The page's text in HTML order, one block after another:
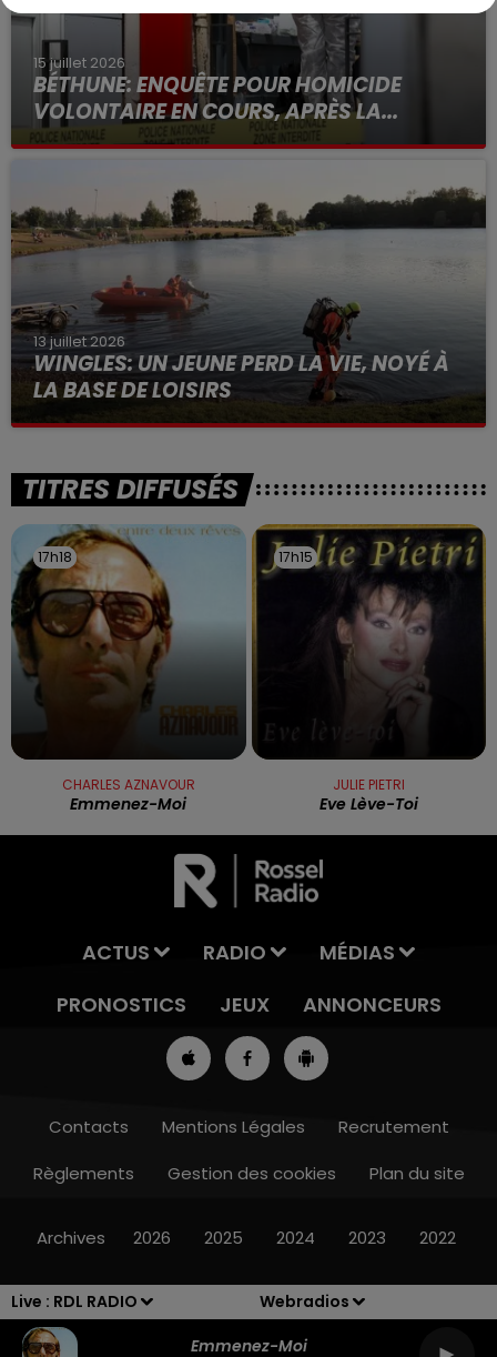
Live : RDL RADIO
Webradios
Emmenez-Moi
12h00 - 13h00
15 juillet 2026
BÉTHUNE: ENQUÊTE POUR HOMICIDE
VOLONTAIRE EN COURS, APRÈS LA...
Selon les premiers éléments, le logement servait
13 juillet 2026
WINGLES: UN JEUNE PERD LA VIE, NOYÉ À
LA BASE DE LOISIRS
La victime a coulé à pic
TITRES DIFFUSÉS
17h18
17h18
CHARLES AZNAVOUR
Emmenez-Moi
17h15
17h15
JULIE PIETRI
Eve Lève-Toi
ACTUS RADIO
MÉDIAS
PRONOSTICS
JEUX ANNONCEURS
Contacts Mentions Légales
Recrutement
Règlements
Gestion des cookies Plan du site
Archives 2026 2025 2024 2023 2022